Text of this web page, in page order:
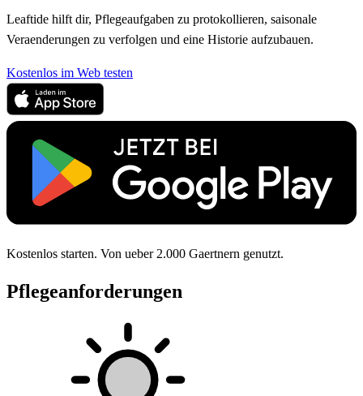
Leaftide hilft dir, Pflegeaufgaben zu protokollieren, saisonale
Veraenderungen zu verfolgen und eine Historie aufzubauen.
Kostenlos im Web testen
Kostenlos starten. Von ueber 2.000 Gaertnern genutzt.
Pflegeanforderungen